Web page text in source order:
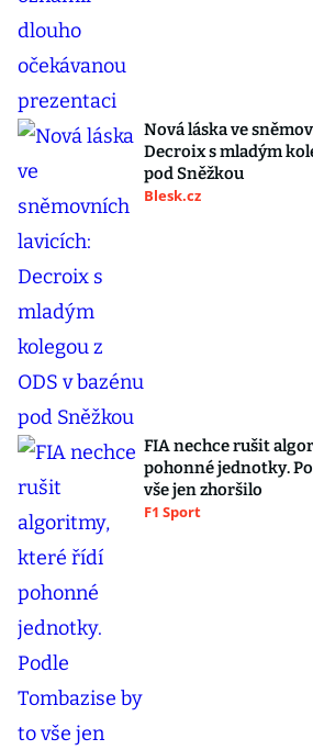
Nová láska ve
Decroix s mladým
pod Sněžkou
Blesk.cz
FIA nechce rušit
pohonné jednotky.
vše jen zhoršilo
F1 Sport